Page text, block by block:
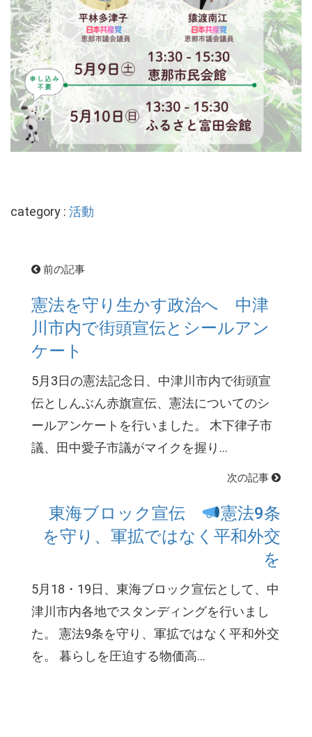
category : 活動
前の記事
憲法を守り生かす政治へ 中津
川市内で街頭宣伝とシールアン
ケート
5月3日の憲法記念日、中津川市内で街頭宣
伝としんぶん赤旗宣伝、憲法についてのシ
ールアンケートを行いました。 木下律子市
議、田中愛子市議がマイクを握り...
次の記事
東海ブロック宣伝
憲法9条
を守り、軍拡ではなく平和外交
を
5月18・19日、東海ブロック宣伝として、中
津川市内各地でスタンディングを行いまし
た。 憲法9条を守り、軍拡ではなく平和外交
を。 暮らしを圧迫する物価高...